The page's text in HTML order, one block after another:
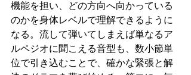
機能を担い、どの方向へ向かっている
のかを身体レベルで理解できるように
なる。流して弾いてしまえば単なるア
ルペジオに聞こえる音型も、数小節単
位で引き込むことで、確かな緊張と解